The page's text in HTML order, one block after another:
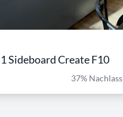
Sideboard Create F10
37% Nachlass